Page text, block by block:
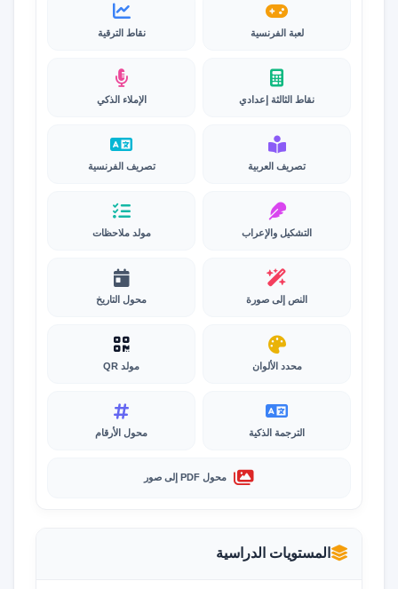
لعبة الفرنسية نقاط الترقية
نقاط الثالثة إعدادي الإملاء الذكي
تصريف العربية تصريف الفرنسية
التشكيل والإعراب مولد ملاحظات
النص إلى صورة محول التاريخ
محدد الألوان مولد QR
الترجمة الذكية محول الأرقام
محول PDF إلى صور
المستويات الدراسية